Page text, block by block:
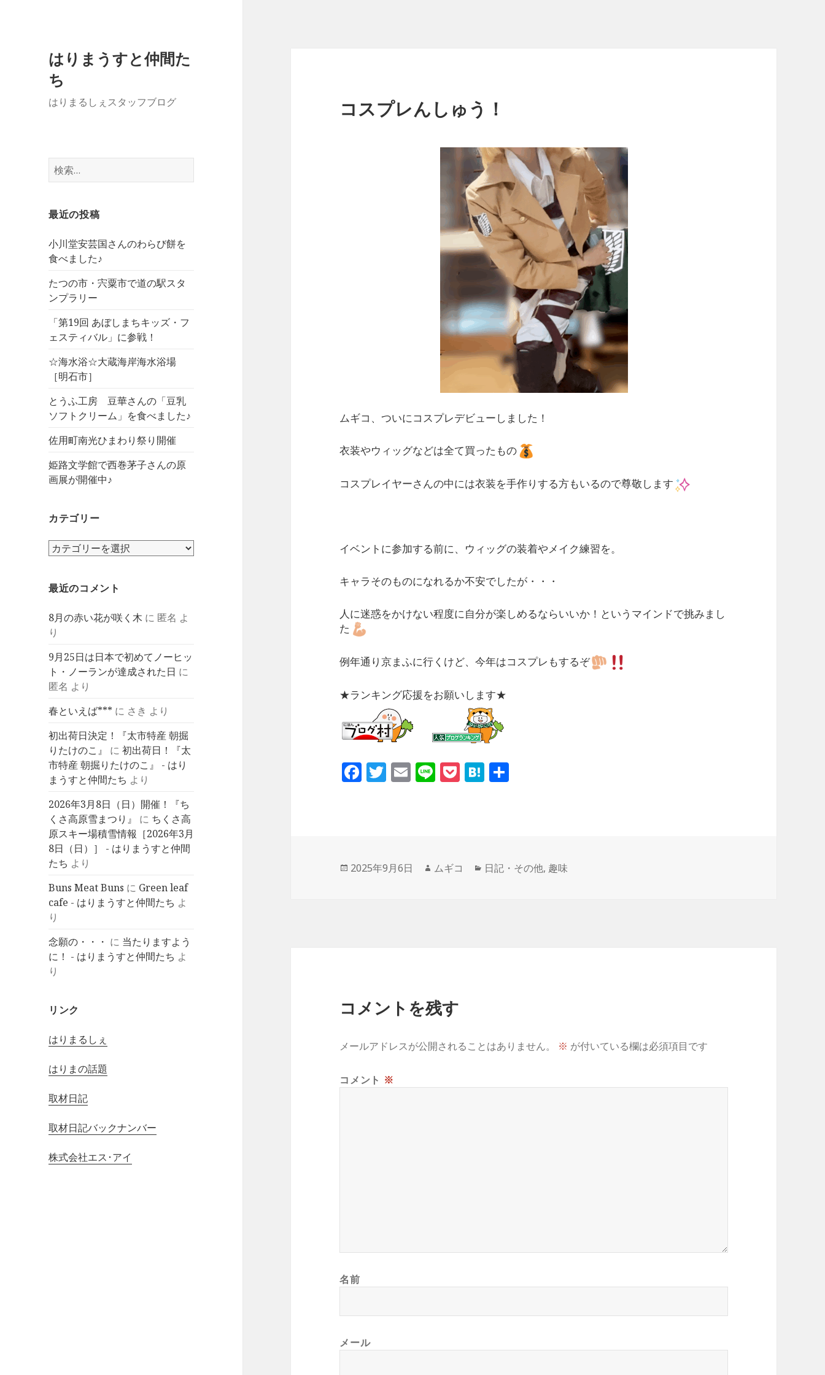
はりまうすと仲間た
ち
はりまるしぇスタッフブログ
検
索:
最近の投稿
小川堂安芸国さんのわらび餅を
食べました♪
たつの市・宍粟市で道の駅スタ
ンプラリー
「第19回 あぼしまちキッズ・フ
ェスティバル」に参戦！
☆海水浴☆大蔵海岸海水浴場
［明石市］
とうふ工房 豆華さんの「豆乳
ソフトクリーム」を食べました♪
佐用町南光ひまわり祭り開催
姫路文学館で西巻茅子さんの原
画展が開催中♪
カテゴリー
カ
リ
最近のコメント
8月の赤い花が咲く木 に 匿名 よ
り
9月25日は日本で初めてノーヒッ
ト・ノーランが達成された日 に
匿名 より
春といえば*** に さき より
初出荷日決定！『太市特産 朝掘
りたけのこ』
に初出荷日！『太
市特産 朝掘りたけのこ』 - はり
まうすと仲間たち より
2026年3月8日（日）開催！『ち
くさ高原雪まつり』
に ちくさ高
原スキー場積雪情報［2026年3月
8日（日）］ - はりまうすと仲間
たち より
Buns Meat Buns に Green leaf
cafe - はりまうすと仲間たち よ
り
念願の・・・ に 当たりますよう
に！ - はりまうすと仲間たち よ
り
リンク
はりまるしぇ
はりまの話題
取材日記
取材日記バックナンバー
株式会社エス･アイ
コスプレんしゅう！
ムギコ、ついにコスプレデビューしました！
衣装やウィッグなどは全て買ったもの
コスプレイヤーさんの中には衣装を手作りする方もいるので尊敬します
イベントに参加する前に、ウィッグの装着やメイク練習を。
キャラそのものになれるか不安でしたが・・・
人に迷惑をかけない程度に自分が楽しめるならいいか！というマインドで挑みまし
た
例年通り京まふに行くけど、今年はコスプレもするぞ
★ランキング応援をお願いします★
F
b
T
r
E
Li P
et
H
a
投
2025年9月6日
作
ムギコ
カ
日記・その他, 趣味
コメントを残す
メールアドレスが公開されることはありません。 ※ が付いている欄は必須項目です
コメント ※
名前
メール